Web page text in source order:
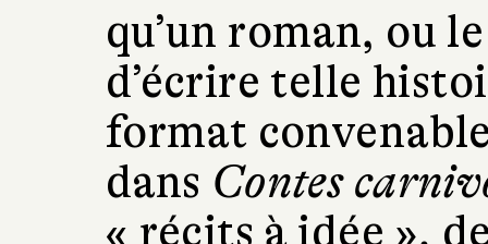
qu’un roman, ou
d’écrire telle
format
dans Contes
« récits à idée »,